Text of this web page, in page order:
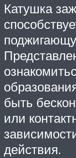
Катушка
быть
или
действия.